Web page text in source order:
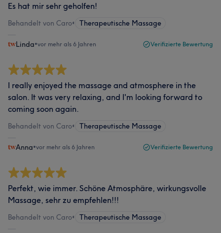
Es hat mir sehr geholfen!
Behandelt von Caro• Therapeutische Massage
Linda•vor mehr als 6 Jahren Verifizierte Bewertung
I really enjoyed the massage and atmosphere in the
salon. It was very relaxing, and I'm looking forward to
coming soon again.
Behandelt von Caro• Therapeutische Massage
Anna•vor mehr als 6 Jahren Verifizierte Bewertung
Perfekt, wie immer. Schöne Atmosphäre, wirkungsvolle
Massage, sehr zu empfehlen!!!
Behandelt von Caro• Therapeutische Massage